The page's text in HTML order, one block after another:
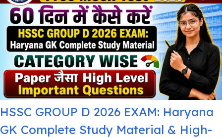
HSSC GROUP D 2026 EXAM: Haryana
GK Complete Study Material & High-